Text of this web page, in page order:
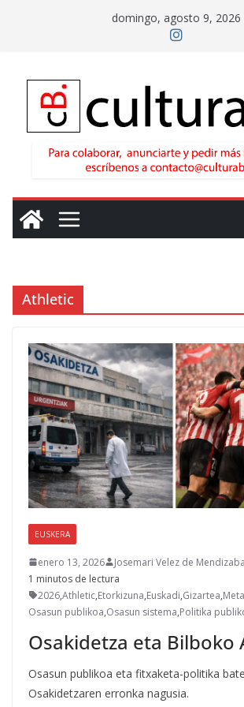
domingo, agosto 9, 2026
Athletic
EUSKERA
enero 13, 2026
Josemari Velez de
1 minutos de lectura
2026,Athletic,Etorkizuna,Euskadi,Gizartea,
Osasun publikoa,Osasun sistema,Politika
Osakidetza eta Bilboko
Osasun publikoa eta fitxaketa-politika
Osakidetzaren erronka nagusia.